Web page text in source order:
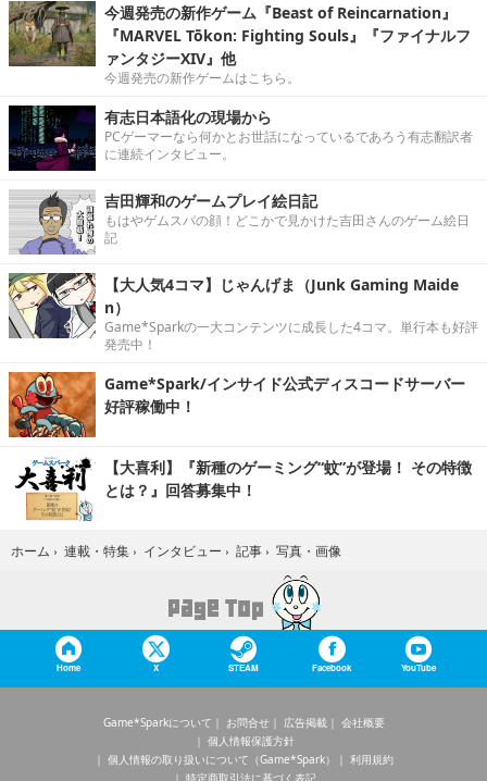
今週発売の新作ゲーム『Beast of Reincarnation』
『MARVEL Tōkon: Fighting Souls』『ファイナルフ
ァンタジーXIV』他
今週発売の新作ゲームはこちら。
有志日本語化の現場から
PCゲーマーなら何かとお世話になっているであろう有志翻訳者
に連続インタビュー。
吉田輝和のゲームプレイ絵日記
もはやゲムスパの顔！どこかで見かけた吉田さんのゲーム絵日
記
【大人気4コマ】じゃんげま（Junk Gaming Maide
n）
Game*Sparkの一大コンテンツに成長した4コマ。単行本も好評
発売中！
Game*Spark/インサイド公式ディスコードサーバー
好評稼働中！
【大喜利】『新種のゲーミング“蚊”が登場！ その特徴
とは？』回答募集中！
ホーム › 連載・特集 › インタビュー › 記事 › 写真・画像
Home X STEAM Facebook YouTube
Game*Sparkについて お問合せ 広告掲載
会社概要
個人情報保護方針
個人情報の取り扱いについて（Game*Spark）
利用規約
特定商取引法に基づく表記